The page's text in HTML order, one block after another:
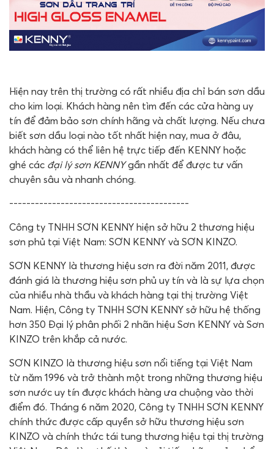
Hiện nay trên thị trường có rất nhiều địa chỉ bán sơn dầu
cho kim loại. Khách hàng nên tìm đến các cửa hàng uy
tín để đảm bảo sơn chính hãng và chất lượng. Nếu chưa
biết sơn dầu loại nào tốt nhất hiện nay, mua ở đâu,
khách hàng có thể liên hệ trực tiếp đến KENNY hoặc
ghé các đại lý sơn KENNYgần nhất để được tư vấn
chuyên sâu và nhanh chóng.
------------------------------------------
Công ty TNHH SƠN KENNY hiện sở hữu 2 thương hiệu
sơn phủ tại Việt Nam: SƠN KENNY và SƠN KINZO.
SƠN KENNY là thương hiệu sơn ra đời năm 2011, được
đánh giá là thương hiệu sơn phủ uy tín và là sự lựa chọn
của nhiều nhà thầu và khách hàng tại thị trường Việt
Nam. Hiện, Công ty TNHH SƠN KENNY sở hữu hệ thống
hơn 350 Đại lý phân phối 2 nhãn hiệu Sơn KENNY và Sơn
KINZO trên khắp cả nước.
SƠN KINZO là thương hiệu sơn nổi tiếng tại Việt Nam
từ năm 1996 và trở thành một trong những thương hiệu
sơn nước uy tín được khách hàng ưa chuộng vào thời
điểm đó. Tháng 6 năm 2020, Công ty TNHH SƠN KENNY
chính thức được cấp quyền sở hữu thương hiệu sơn
KINZO và chính thức tái tung thương hiệu tại thị trường